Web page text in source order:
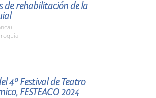
de rehabilitación de la
4º Festival de Teatro
FESTEACO 2024